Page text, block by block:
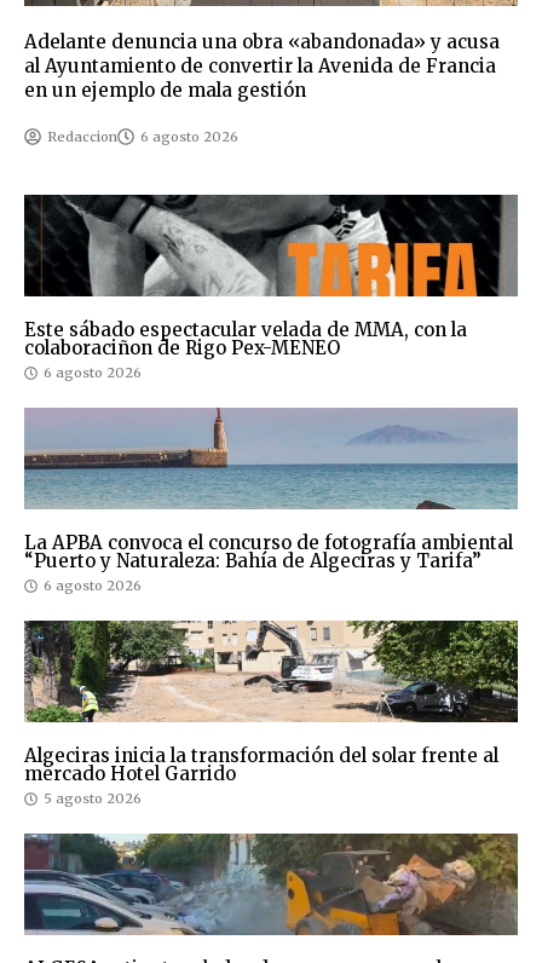
Adelante denuncia una obra «abandonada» y acusa
al Ayuntamiento de convertir la Avenida de Francia
en un ejemplo de mala gestión
Redaccion 6 agosto 2026
Este sábado espectacular velada de MMA, con la
colaboraciñon de Rigo Pex-MENEO
6 agosto 2026
La APBA convoca el concurso de fotografía ambiental
“Puerto y Naturaleza: Bahía de Algeciras y Tarifa”
6 agosto 2026
Algeciras inicia la transformación del solar frente al
mercado Hotel Garrido
5 agosto 2026